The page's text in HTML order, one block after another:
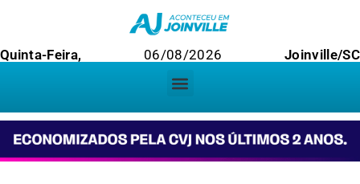
Quinta-Feira, 06/08/2026 Joinville/SC